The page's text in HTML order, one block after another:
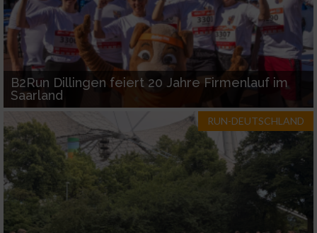
B2Run Dillingen feiert 20 Jahre Firmenlauf im
Saarland
RUN-DEUTSCHLAND